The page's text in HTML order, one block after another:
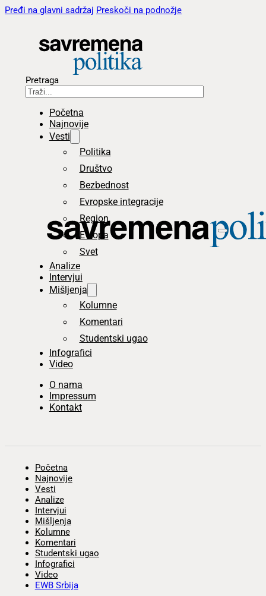
Pređi na glavni sadržaj Preskoči na podnožje
Pretraga
Početna
Najnovije
Vesti
Politika
Društvo
Bezbednost
Evropske integracije
Region
Evropa
Svet
Analize
Intervjui
Mišljenja
Kolumne
Komentari
Studentski ugao
Infografici
Video
O nama
Impressum
Kontakt
Početna
Najnovije
Vesti
Analize
Intervjui
Mišljenja
Kolumne
Komentari
Studentski ugao
Infografici
Video
EWB Srbija